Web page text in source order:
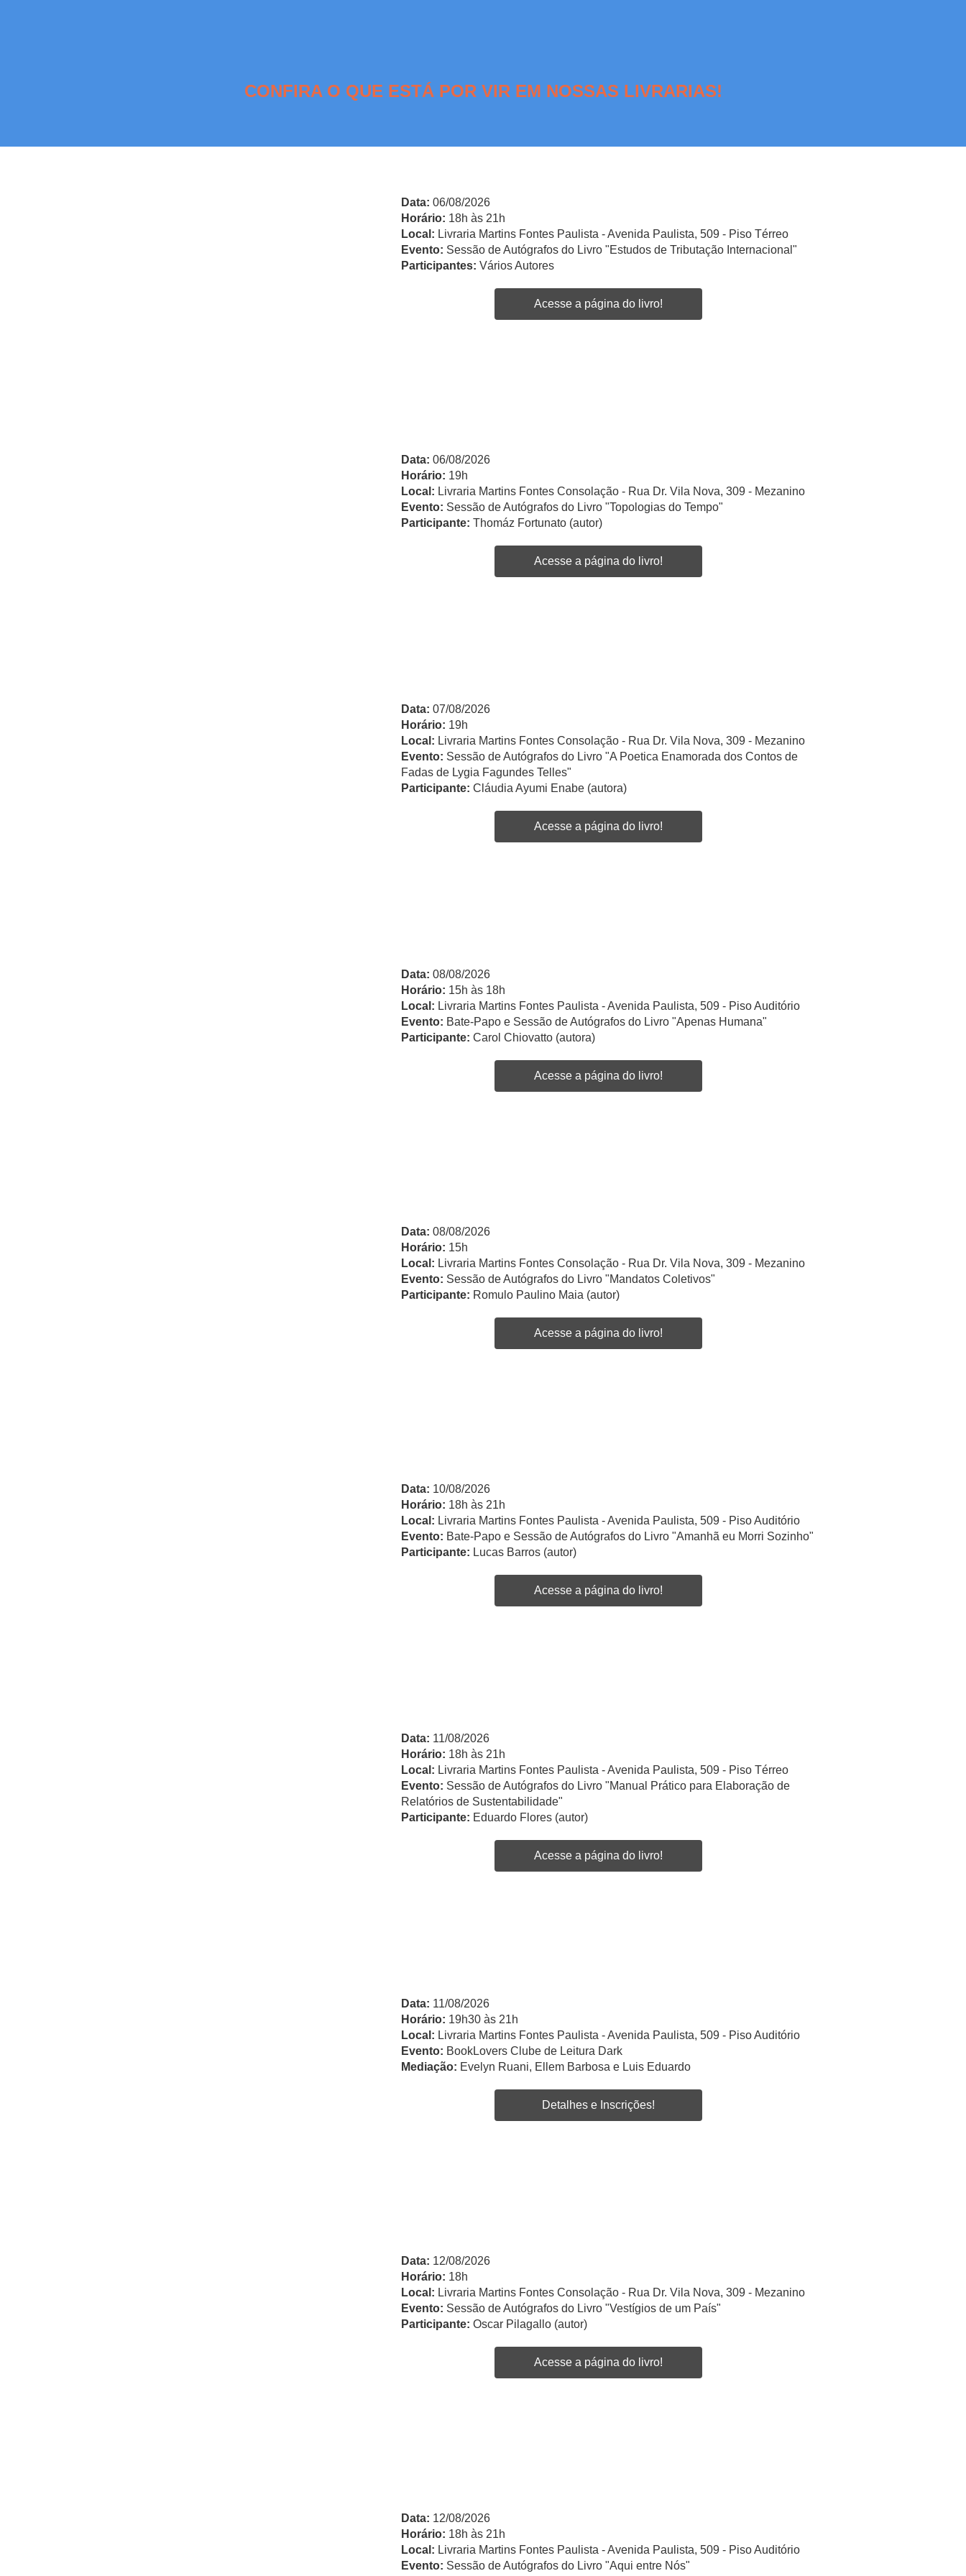
CONFIRA O QUE ESTÁ POR VIR EM NOSSAS LIVRARIAS!
Data: 06/08/2026
Horário: 18h às 21h
Local: Livraria Martins Fontes Paulista - Avenida Paulista, 509 - Piso Térreo
Evento: Sessão de Autógrafos do Livro "Estudos de Tributação Internacional"
Participantes: Vários Autores
Acesse a página do livro!
Data: 06/08/2026
Horário: 19h
Local: Livraria Martins Fontes Consolação - Rua Dr. Vila Nova, 309 - Mezanino
Evento: Sessão de Autógrafos do Livro "Topologias do Tempo"
Participante: Thomáz Fortunato (autor)
Acesse a página do livro!
Data: 07/08/2026
Horário: 19h
Local: Livraria Martins Fontes Consolação - Rua Dr. Vila Nova, 309 - Mezanino
Evento: Sessão de Autógrafos do Livro "A Poetica Enamorada dos Contos de
Fadas de Lygia Fagundes Telles"
Participante: Cláudia Ayumi Enabe (autora)
Acesse a página do livro!
Data: 08/08/2026
Horário: 15h às 18h
Local: Livraria Martins Fontes Paulista - Avenida Paulista, 509 - Piso Auditório
Evento: Bate-Papo e Sessão de Autógrafos do Livro "Apenas Humana"
Participante: Carol Chiovatto (autora)
Acesse a página do livro!
Data: 08/08/2026
Horário: 15h
Local: Livraria Martins Fontes Consolação - Rua Dr. Vila Nova, 309 - Mezanino
Evento: Sessão de Autógrafos do Livro "Mandatos Coletivos"
Participante: Romulo Paulino Maia (autor)
Acesse a página do livro!
Data: 10/08/2026
Horário: 18h às 21h
Local: Livraria Martins Fontes Paulista - Avenida Paulista, 509 - Piso Auditório
Evento: Bate-Papo e Sessão de Autógrafos do Livro "Amanhã eu Morri Sozinho"
Participante: Lucas Barros (autor)
Acesse a página do livro!
Data: 11/08/2026
Horário: 18h às 21h
Local: Livraria Martins Fontes Paulista - Avenida Paulista, 509 - Piso Térreo
Evento: Sessão de Autógrafos do Livro "Manual Prático para Elaboração de
Relatórios de Sustentabilidade"
Participante: Eduardo Flores (autor)
Acesse a página do livro!
Data: 11/08/2026
Horário: 19h30 às 21h
Local: Livraria Martins Fontes Paulista - Avenida Paulista, 509 - Piso Auditório
Evento: BookLovers Clube de Leitura Dark
Mediação: Evelyn Ruani, Ellem Barbosa e Luis Eduardo
Detalhes e Inscrições!
Data: 12/08/2026
Horário: 18h
Local: Livraria Martins Fontes Consolação - Rua Dr. Vila Nova, 309 - Mezanino
Evento: Sessão de Autógrafos do Livro "Vestígios de um País"
Participante: Oscar Pilagallo (autor)
Acesse a página do livro!
Data: 12/08/2026
Horário: 18h às 21h
Local: Livraria Martins Fontes Paulista - Avenida Paulista, 509 - Piso Auditório
Evento: Sessão de Autógrafos do Livro "Aqui entre Nós"